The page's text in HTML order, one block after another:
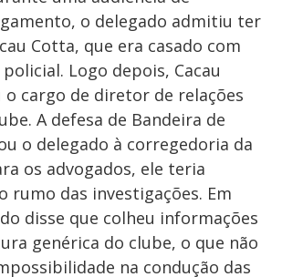
o delegado admitiu ter
Cotta, que era casado com
Logo depois, Cacau
o cargo de diretor de relações
A defesa de Bandeira de
o delegado à corregedoria da
os advogados, ele teria
rumo das investigações. Em
disse que colheu informações
genérica do clube, o que não
na condução das